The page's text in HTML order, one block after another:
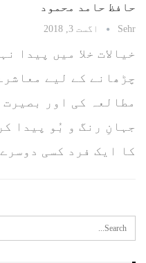
حافظ حامد محمود
Sehr اگست 3, 2018
خیالات خلا میں پیدا
چڑھانے کے لیے
مطالعہ کی اور
جہانِ رنگ و بُو پیدا
کا ایک فرد کسی